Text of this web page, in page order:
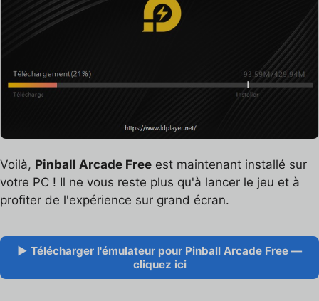
Voilà, Pinball Arcade Free est maintenant installé sur
votre PC ! Il ne vous reste plus qu'à lancer le jeu et à
profiter de l'expérience sur grand écran.
▶ Télécharger l'émulateur pour Pinball Arcade Free —
cliquez ici